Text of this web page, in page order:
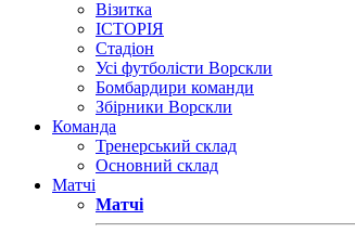
Візитка
ІСТОРІЯ
Стадіон
Усі футболісти Ворскли
Бомбардири команди
Збірники Ворскли
Команда
Тренерський склад
Основний склад
Матчі
Матчі